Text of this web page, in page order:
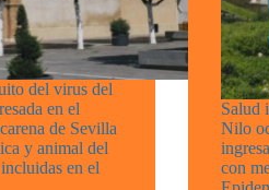
del virus del
en el
de Sevilla
y animal del
en el
Salud
Nilo
con